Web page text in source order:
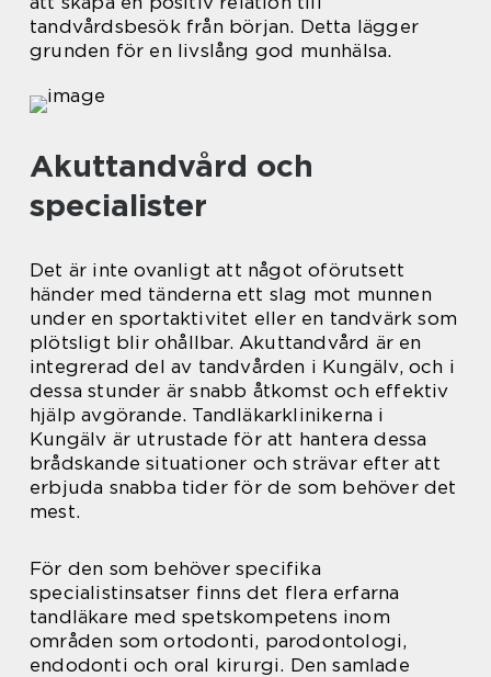
tandvårdsbesök från början. Detta lägger
grunden för en livslång god munhälsa.
Akuttandvård och
specialister
Det är inte ovanligt att något oförutsett
händer med tänderna ett slag mot munnen
under en sportaktivitet eller en tandvärk som
plötsligt blir ohållbar. Akuttandvård är en
integrerad del av tandvården i Kungälv, och i
dessa stunder är snabb åtkomst och effektiv
hjälp avgörande. Tandläkarklinikerna i
Kungälv är utrustade för att hantera dessa
brådskande situationer och strävar efter att
erbjuda snabba tider för de som behöver det
mest.
För den som behöver specifika
specialistinsatser finns det flera erfarna
tandläkare med spetskompetens inom
områden som ortodonti, parodontologi,
endodonti och oral kirurgi. Den samlade